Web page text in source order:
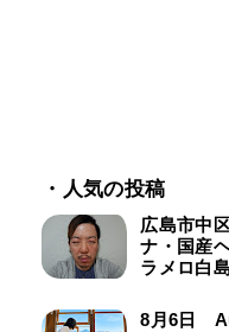
・人気の投稿
広島市中
ナ・国産
ラメロ白
8月6日